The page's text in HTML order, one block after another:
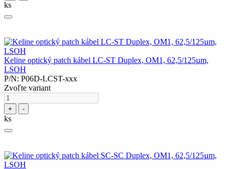
ks
Keline optický patch kábel LC-ST Duplex, OM1, 62,5/125µm,
LSOH
P/N: P06D-LCST-xxx
Zvoľte variant
+ -
ks